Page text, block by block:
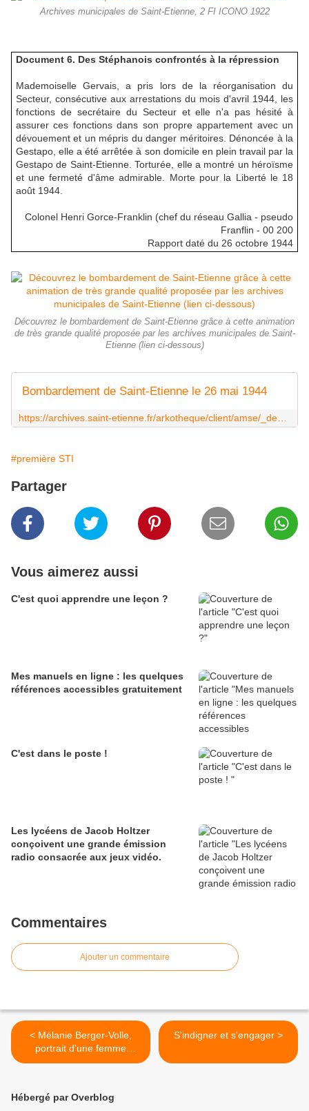
Archives municipales de Saint-Etienne, 2 FI ICONO 1922
Document 6. Des Stéphanois confrontés à la répression
Mademoiselle Gervais, a pris lors de la réorganisation du
Secteur, consécutive aux arrestations du mois d'avril 1944, les
fonctions de secrétaire du Secteur et elle n'a pas hésité à
assurer ces fonctions dans son propre appartement avec un
dévouement et un mépris du danger méritoires. Dénoncée à la
Gestapo, elle a été arrêtée à son domicile en plein travail par la
Gestapo de Saint-Etienne. Torturée, elle a montré un héroïsme
et une fermeté d'âme admirable. Morte pour la Liberté le 18
août 1944.
Colonel Henri Gorce-Franklin (chef du réseau Gallia - pseudo
Franflin - 00 200
Rapport daté du 26 octobre 1944
Découvrez le bombardement de Saint-Etienne grâce à cette animation
de très grande qualité proposée par les archives municipales de Saint-
Etienne (lien ci-dessous)
Bombardement de Saint-Etienne le 26 mai 1944
#première STI
Partager
Vous aimerez aussi
C'est quoi apprendre une leçon ?
Mes manuels en ligne : les quelques
références accessibles gratuitement
C'est dans le poste !
Les lycéens de Jacob Holtzer
conçoivent une grande émission
radio consacrée aux jeux vidéo.
Commentaires
Ajouter un commentaire
< Mélanie Berger-Volle,
portrait d'une femme
engagée
S'indigner et s'engager >
Hébergé par Overblog